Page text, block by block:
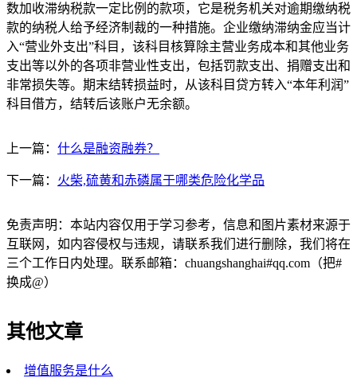
数加收滞纳税款一定比例的款项，它是税务机关对逾期缴纳税
款的纳税人给予经济制裁的一种措施。企业缴纳滞纳金应当计
入“营业外支出”科目，该科目核算除主营业务成本和其他业务
支出等以外的各项非营业性支出，包括罚款支出、捐赠支出和
非常损失等。期末结转损益时，从该科目贷方转入“本年利润”
科目借方，结转后该账户无余额。
上一篇： 什么是融资融券？
下一篇： 火柴,硫黄和赤磷属于哪类危险化学品
免责声明：本站内容仅用于学习参考，信息和图片素材来源于
互联网，如内容侵权与违规，请联系我们进行删除，我们将在
三个工作日内处理。联系邮箱：chuangshanghai#qq.com（把#
换成@）
其他文章
增值服务是什么